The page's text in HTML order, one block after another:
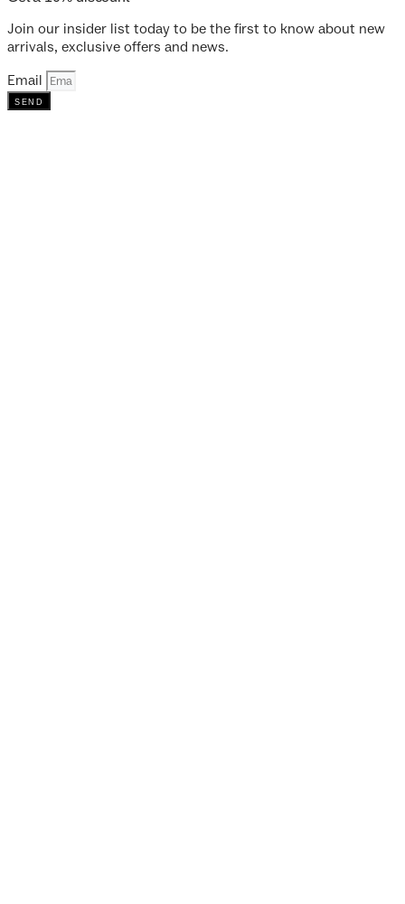
Join our insider list today to be the first to know about new
arrivals, exclusive offers and news.
Email
send